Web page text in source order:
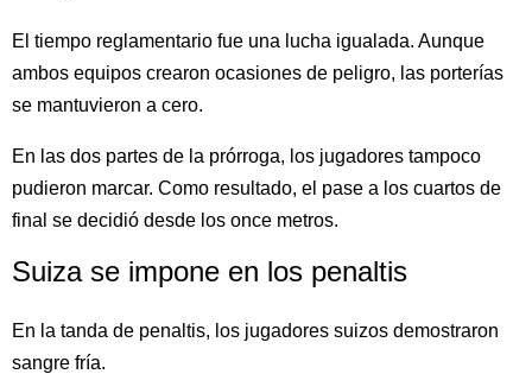
El tiempo reglamentario fue una lucha igualada. Aunque
ambos equipos crearon ocasiones de peligro, las porterías
se mantuvieron a cero.
En las dos partes de la prórroga, los jugadores tampoco
pudieron marcar. Como resultado, el pase a los cuartos de
final se decidió desde los once metros.
Suiza se impone en los penaltis
En la tanda de penaltis, los jugadores suizos demostraron
sangre fría.